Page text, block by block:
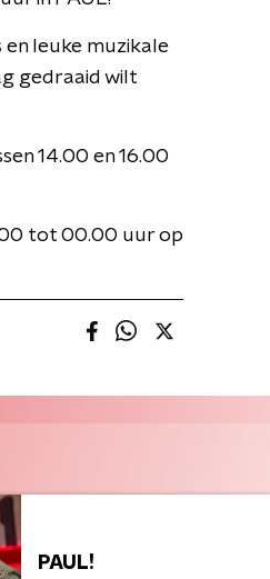
leuke muzikale
gedraaid wilt
14.00 en 16.00
tot 00.00 uur op
PAUL!